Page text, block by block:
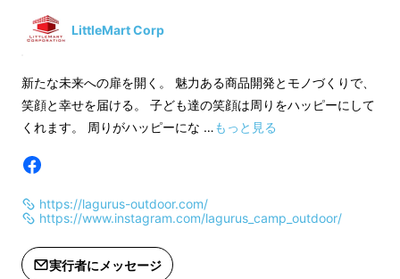
・取扱説明書
由にデザイン・仕様は変更になる可能
性もございます。ご了承ください。
価格より下がる可能性もございます。
LittleMart Corp
新たな未来への扉を開く。 魅力ある商品開発とモノづくりで、
笑顔と幸せを届ける。 子ども達の笑顔は周りをハッピーにして
くれます。 周りがハッピーにな …もっと見る
https://lagurus-outdoor.com/
https://www.instagram.com/lagurus_camp_outdoor/
実行者にメッセージ